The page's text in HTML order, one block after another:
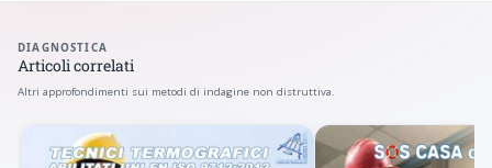
DIAGNOSTICA
Articoli correlati
Altri approfondimenti sui metodi di indagine non distruttiva.